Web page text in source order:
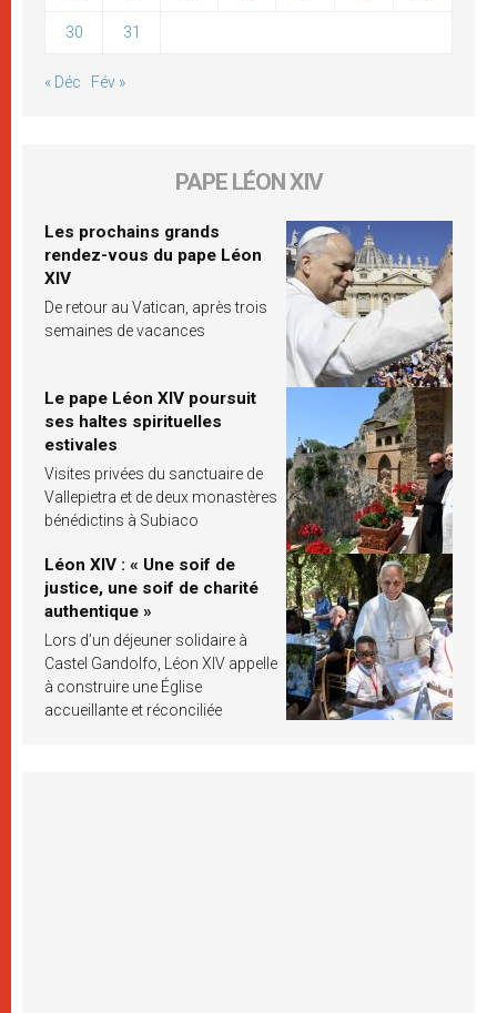
30 31
« Déc Fév »
PAPE LÉON XIV
Les prochains grands
rendez-vous du pape Léon
XIV
De retour au Vatican, après trois
semaines de vacances
Le pape Léon XIV poursuit
ses haltes spirituelles
estivales
Visites privées du sanctuaire de
Vallepietra et de deux monastères
bénédictins à Subiaco
Léon XIV : « Une soif de
justice, une soif de charité
authentique »
Lors d’un déjeuner solidaire à
Castel Gandolfo, Léon XIV appelle
à construire une Église
accueillante et réconciliée